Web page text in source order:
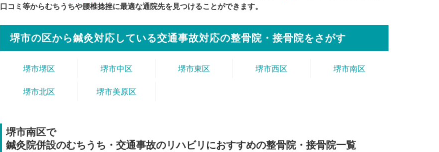
口コミ等からむちうちや腰椎捻挫に最適な通院先を見つけることができます。
堺市の区から鍼灸対応している交通事故対応の整骨院・接骨院をさがす
堺市堺区 堺市中区 堺市東区 堺市西区 堺市南区
堺市北区 堺市美原区
堺市南区で
鍼灸院併設のむちうち・交通事故のリハビリにおすすめの整骨院・接骨院一覧